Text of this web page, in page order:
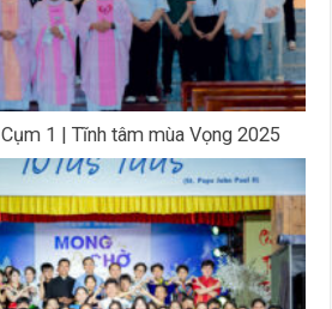
1 | Tĩnh tâm mùa Vọng 2025